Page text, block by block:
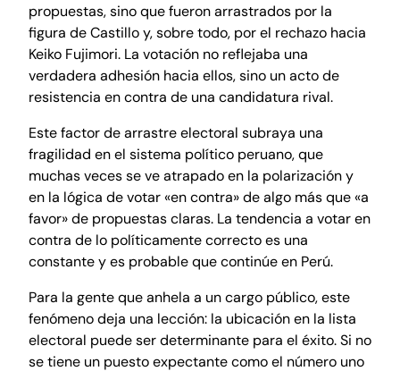
propuestas, sino que fueron arrastrados por la
figura de Castillo y, sobre todo, por el rechazo hacia
Keiko Fujimori. La votación no reflejaba una
verdadera adhesión hacia ellos, sino un acto de
resistencia en contra de una candidatura rival.
Este factor de arrastre electoral subraya una
fragilidad en el sistema político peruano, que
muchas veces se ve atrapado en la polarización y
en la lógica de votar «en contra» de algo más que «a
favor» de propuestas claras. La tendencia a votar en
contra de lo políticamente correcto es una
constante y es probable que continúe en Perú.
Para la gente que anhela a un cargo público, este
fenómeno deja una lección: la ubicación en la lista
electoral puede ser determinante para el éxito. Si no
se tiene un puesto expectante como el número uno